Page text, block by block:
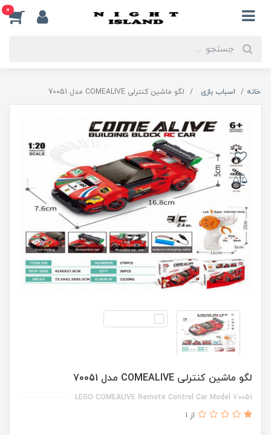
0
خانه اسباب بازی لگو ماشین کنترلی COMEALIVE مدل 70051
لگو ماشین کنترلی COMEALIVE مدل 70051
LEGO COMEALIVE Remote Control Car Model 70051
از 1